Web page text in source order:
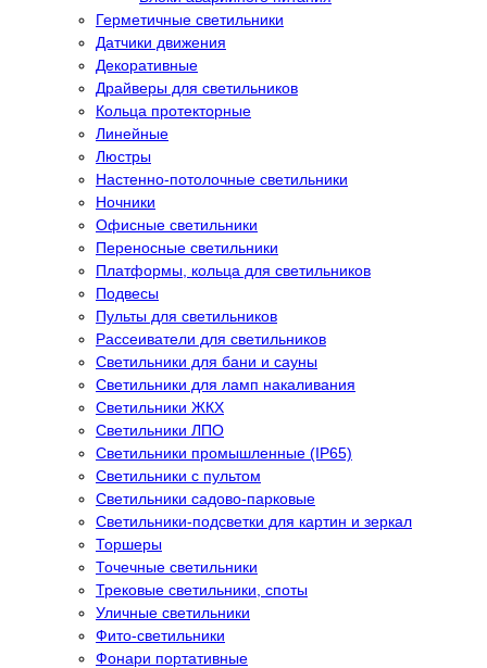
Герметичные светильники
Датчики движения
Декоративные
Драйверы для светильников
Кольца протекторные
Линейные
Люстры
Настенно-потолочные светильники
Ночники
Офисные светильники
Переносные светильники
Платформы, кольца для светильников
Подвесы
Пульты для светильников
Рассеиватели для светильников
Светильники для бани и сауны
Светильники для ламп накаливания
Светильники ЖКХ
Светильники ЛПО
Светильники промышленные (IP65)
Светильники с пультом
Светильники садово-парковые
Светильники-подсветки для картин и зеркал
Торшеры
Точечные светильники
Трековые светильники, споты
Уличные светильники
Фито-светильники
Фонари портативные